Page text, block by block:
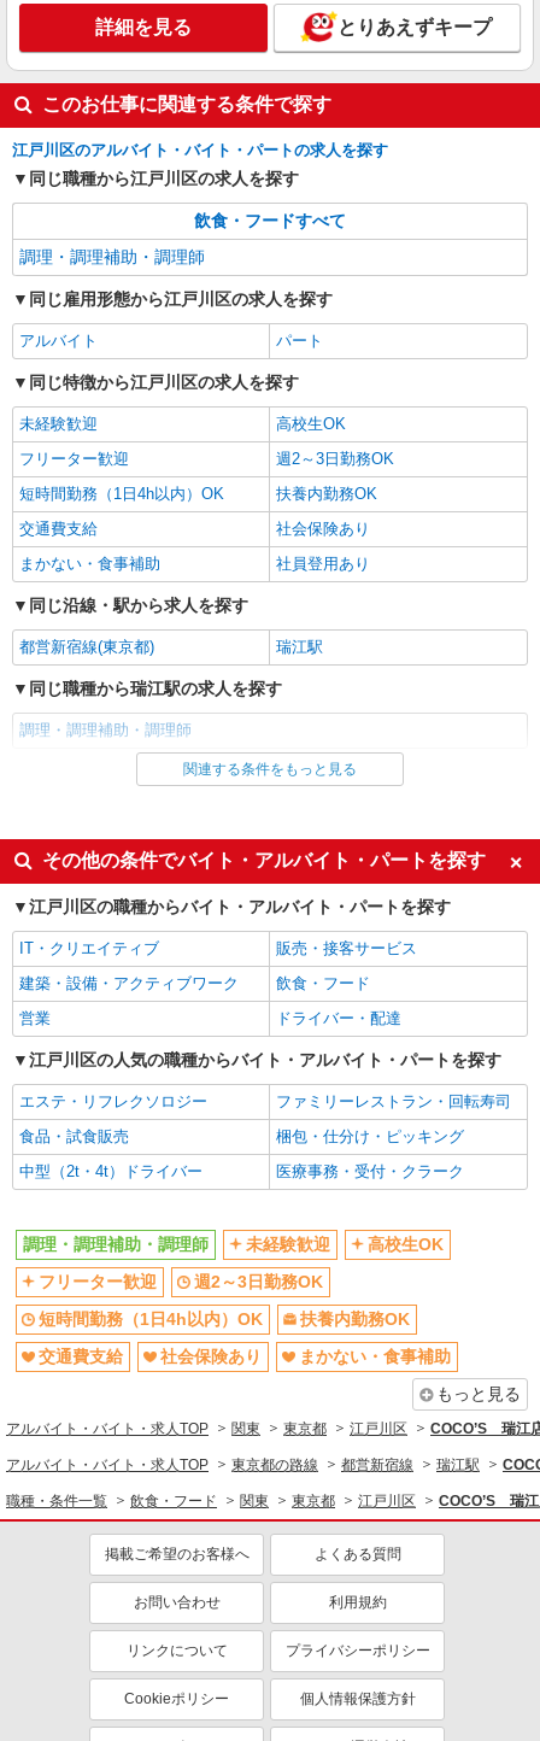
社会保険加入者は更に＋50円
コンパスグループ・ジャパン株式会社 39700_p
調理師【アルバイト・パート】
時給1,700円以上 試用期間中 時給1,700円以上
(試用期間2ヶ月) 残業が発生した場合、残業代を1
分単位で別途支給します。
なぎさ和楽苑 （東京都江戸川区西葛西8-1-
1）
キープ
アルバイト パート
コンパスグループ・ジャパン株式会社 39206_p
調理師【アルバイト・パート】
時給1,600円以上 試用期間中 時給1,600円以上
(試用期間2ヶ月) 残業が発生した場合、残業代を1
分単位で別途支給します。
グランダ小岩 （東京都江戸川区西小岩1-8-
13 グランダ小岩内）
キープ 詳細を見る
詳細を見る とりあえずキープ
このお仕事に関連する条件で探す
江戸川区のアルバイト・バイト・パートの求人を探す
同じ職種から江戸川区の求人を探す
飲食・フードすべて
調理・調理補助・調理師
同じ雇用形態から江戸川区の求人を探す
アルバイト パート
同じ特徴から江戸川区の求人を探す
未経験歓迎
高校生OK
フリーター歓迎
週2～3日勤務OK
短時間勤務（1日4h以内）OK
扶養内勤務OK
交通費支給
社会保険あり
まかない・食事補助
社員登用あり
同じ沿線・駅から求人を探す
都営新宿線(東京都) 瑞江駅
同じ職種から瑞江駅の求人を探す
調理・調理補助・調理師
同じ雇用形態から瑞江駅の求人を探す
同じ特徴から瑞江駅の求人を探す
未経験歓迎
高校生OK
フリーター歓迎
週2～3日勤務OK
短時間勤務（1日4h以内）OK
扶養内勤務OK
交通費支給
社会保険あり
まかない・食事補助
社員登用あり
飲食・フード
調理・調理補助・調理師
未経験歓迎
高校生OK
週2～3日勤務OK
短時間勤務（1日4h以内）OK
扶養内勤務OK
交通費支給
社会保険あり
まかない・食事補助
関連する条件をもっと見る
その他の条件でバイト・アルバイト・パートを探す
江戸川区の職種からバイト・アルバイト・パートを探す
IT・クリエイティブ
販売・接客サービス
建築・設備・アクティブワーク
飲食・フード
営業
ドライバー・配達
江戸川区の人気の職種からバイト・アルバイト・パートを探す
エステ・リフレクソロジー
ファミリーレストラン・回転寿司
食品・試食販売
梱包・仕分け・ピッキング
中型（2t・4t）ドライバー
医療事務・受付・クラーク
調理・調理補助・調理師 未経験歓迎
高校生OK
フリーター歓迎
週2～3日勤務OK
短時間勤務（1日4h以内）OK
扶養内勤務OK
交通費支給
社会保険あり
まかない・食事補助
もっと見る
アルバイト・バイト・求人TOP 関東 東京都 江戸川区 COCO’S 瑞江
アルバイト・バイト・求人TOP 東京都の路線 都営新宿線 瑞江駅
職種・条件一覧 飲食・フード 関東 東京都 江戸川区 COCO’S 瑞
掲載ご希望のお客様へ よくある質問
お問い合わせ 利用規約
リンクについて プライバシーポリシー
Cookieポリシー 個人情報保護方針